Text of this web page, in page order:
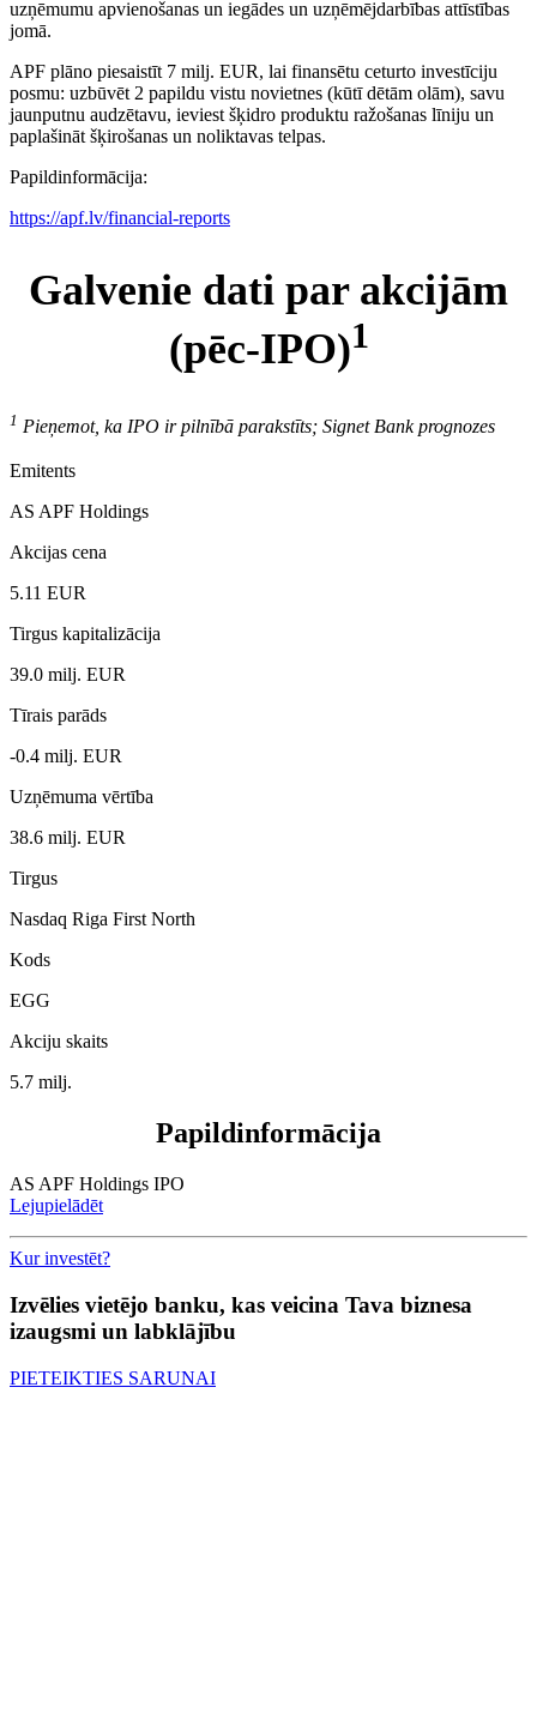
uzņēmumu apvienošanas un iegādes un uzņēmējdarbības attīstības
jomā.
APF plāno piesaistīt 7 milj. EUR, lai finansētu ceturto investīciju
posmu: uzbūvēt 2 papildu vistu novietnes (kūtī dētām olām), savu
jaunputnu audzētavu, ieviest šķidro produktu ražošanas līniju un
paplašināt šķirošanas un noliktavas telpas.
Papildinformācija:
https://apf.lv/financial-reports
Galvenie dati par akcijām
(pēc-IPO)1
1 Pieņemot, ka IPO ir pilnībā parakstīts; Signet Bank prognozes
Emitents
AS APF Holdings
Akcijas cena
5.11 EUR
Tirgus kapitalizācija
39.0 milj. EUR
Tīrais parāds
-0.4 milj. EUR
Uzņēmuma vērtība
38.6 milj. EUR
Tirgus
Nasdaq Riga First North
Kods
EGG
Akciju skaits
5.7 milj.
Papildinformācija
AS APF Holdings IPO
Lejupielādēt
Kur investēt?
Izvēlies vietējo banku, kas veicina Tava biznesa
izaugsmi un labklājību
PIETEIKTIES SARUNAI